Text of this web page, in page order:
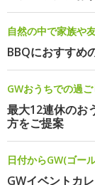
自然の中で家族や
BBQにおすすめ
GWおうちでの過
最大12連休のお
方をご提案
日付からGW(ゴー
GWイベントカ